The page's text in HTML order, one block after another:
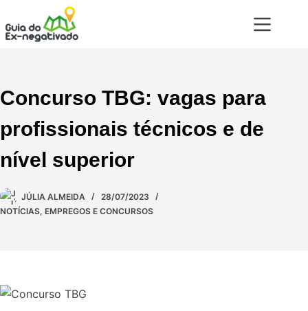
Concurso TBG: vagas para
profissionais técnicos e de
nível superior
JÚLIA ALMEIDA
28/07/2023
NOTÍCIAS, EMPREGOS E CONCURSOS